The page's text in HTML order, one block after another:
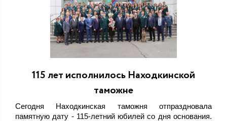
115 лет исполнилось Находкинской
таможне
Сегодня Находкинская таможня отпраздновала
памятную дату - 115-летний юбилей со дня основания.